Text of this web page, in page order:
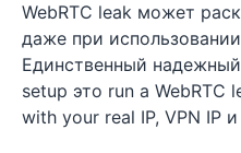
WebRTC leak может
даже при
Единственный
setup это run a WebRTC
with your real IP, VPN IP